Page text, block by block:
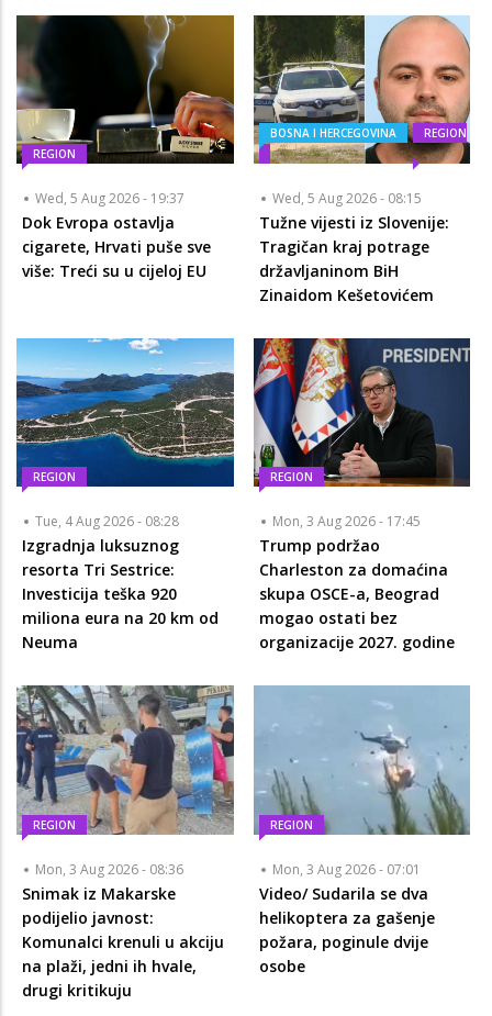
REGION
Wed, 5 Aug 2026 - 19:37
Dok Evropa ostavlja
cigarete, Hrvati puše sve
više: Treći su u cijeloj EU
BOSNA I HERCEGOVINA REGION
Wed, 5 Aug 2026 - 08:15
Tužne vijesti iz Slovenije:
Tragičan kraj potrage
državljaninom BiH
Zinaidom Kešetovićem
REGION
Tue, 4 Aug 2026 - 08:28
Izgradnja luksuznog
resorta Tri Sestrice:
Investicija teška 920
miliona eura na 20 km od
Neuma
REGION
Mon, 3 Aug 2026 - 17:45
Trump podržao
Charleston za domaćina
skupa OSCE-a, Beograd
mogao ostati bez
organizacije 2027. godine
REGION
Mon, 3 Aug 2026 - 08:36
Snimak iz Makarske
podijelio javnost:
Komunalci krenuli u akciju
na plaži, jedni ih hvale,
drugi kritikuju
REGION
Mon, 3 Aug 2026 - 07:01
Video/ Sudarila se dva
helikoptera za gašenje
požara, poginule dvije
osobe